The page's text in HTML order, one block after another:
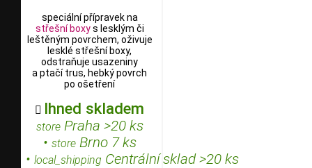
speciální přípravek na
střešní boxys lesklým či
leštěným povrchem, oživuje
lesklé střešní boxy,
odstraňuje usazeniny
a ptačí trus, hebký povrch
po ošetření
 Ihned skladem
storePraha >20 ks
• storeBrno 7 ks
• local_shipping Centrální sklad >20 ks